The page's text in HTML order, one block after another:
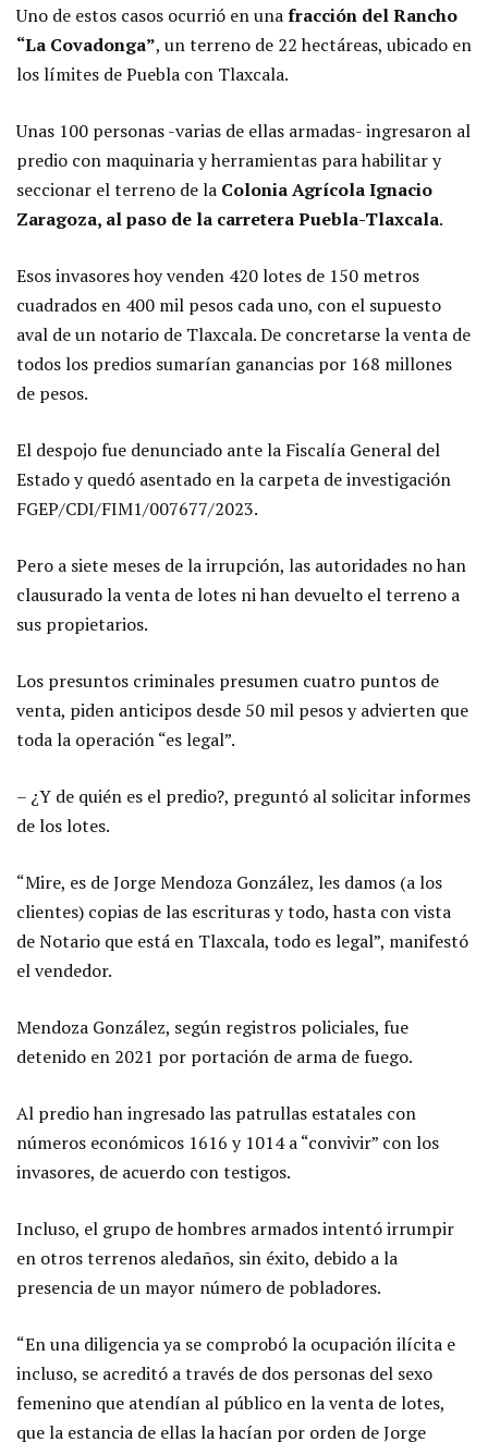
Uno de estos casos ocurrió en unafracción del Rancho
“La Covadonga”, un terreno de 22 hectáreas, ubicado en
los límites de Puebla con Tlaxcala.
Unas 100 personas -varias de ellas armadas- ingresaron al
predio con maquinaria y herramientas para habilitar y
seccionar el terreno de la Colonia Agrícola Ignacio
Zaragoza, al paso de la carretera Puebla-Tlaxcala.
Esos invasores hoy venden 420 lotes de 150 metros
cuadrados en 400 mil pesos cada uno, con el supuesto
aval de un notario de Tlaxcala. De concretarse la venta de
todos los predios sumarían ganancias por 168 millones
de pesos.
El despojo fue denunciado ante la Fiscalía General del
Estado y quedó asentado en la carpeta de investigación
FGEP/CDI/FIM1/007677/2023.
Pero a siete meses de la irrupción, las autoridades no han
clausurado la venta de lotes ni han devuelto el terreno a
sus propietarios.
Los presuntos criminales presumen cuatro puntos de
venta, piden anticipos desde 50 mil pesos y advierten que
toda la operación “es legal”.
– ¿Y de quién es el predio?, preguntó al solicitar informes
de los lotes.
“Mire, es de Jorge Mendoza González, les damos (a los
clientes) copias de las escrituras y todo, hasta con vista
de Notario que está en Tlaxcala, todo es legal”, manifestó
el vendedor.
Mendoza González, según registros policiales, fue
detenido en 2021 por portación de arma de fuego.
Al predio han ingresado las patrullas estatales con
números económicos 1616 y 1014 a “convivir” con los
invasores, de acuerdo con testigos.
Incluso, el grupo de hombres armados intentó irrumpir
en otros terrenos aledaños, sin éxito, debido a la
presencia de un mayor número de pobladores.
“En una diligencia ya se comprobó la ocupación ilícita e
incluso, se acreditó a través de dos personas del sexo
femenino que atendían al público en la venta de lotes,
que la estancia de ellas la hacían por orden de Jorge